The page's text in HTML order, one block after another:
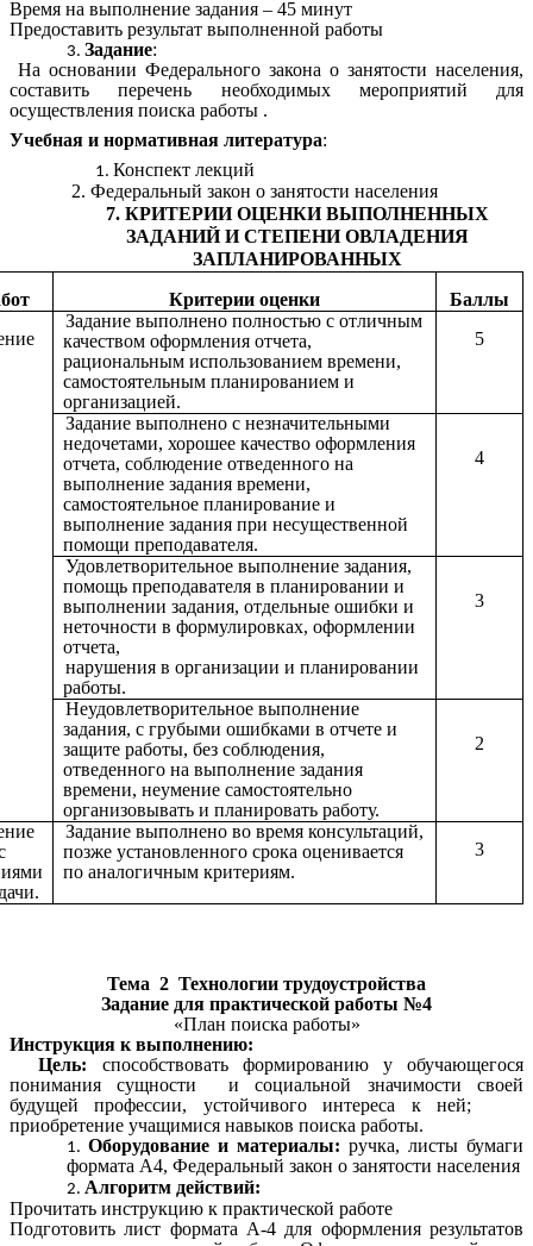
Время на выполнение задания – 45 минут
Предоставить результат выполненной работы
Задание:
На основании Федерального закона о занятости населения,
составить перечень необходимых мероприятий для
осуществления поиска работы .
Учебная и нормативная литература:
Конспект лекций
2. Федеральный закон о занятости населения
7. КРИТЕРИИ ОЦЕНКИ ВЫПОЛНЕННЫХ
ЗАДАНИЙ И СТЕПЕНИ ОВЛАДЕНИЯ
ЗАПЛАНИРОВАННЫХ
Критерии оценки
Баллы
Задание выполнено полностью с отличным
качеством оформления отчета,
рациональным использованием времени,
самостоятельным планированием и
организацией.
5
Задание выполнено с незначительными
недочетами, хорошее качество оформления
отчета, соблюдение отведенного на
выполнение задания времени,
самостоятельное планирование и
выполнение задания при несущественной
помощи преподавателя.
4
Удовлетворительное выполнение задания,
помощь преподавателя в планировании и
выполнении задания, отдельные ошибки и
неточности в формулировках, оформлении
отчета,
нарушения в организации и планировании
работы.
3
Неудовлетворительное выполнение
задания, с грубыми ошибками в отчете и
защите работы, без соблюдения,
отведенного на выполнение задания
времени, неумение самостоятельно
организовывать и планировать работу.
2
Задание выполнено во время консультаций,
позже установленного срока оценивается
по аналогичным критериям.
3
Тема 2 Технологии трудоустройства
Задание для практической работы №4
«План поиска работы»
Инструкция к выполнению:
Цель: способствовать формированию у обучающегося
понимания сущности и социальной значимости своей
будущей профессии, устойчивого интереса к ней;
приобретение учащимися навыков поиска работы.
Оборудование и материалы: ручка, листы бумаги
формата А4, Федеральный закон о занятости населения
Алгоритм действий:
Прочитать инструкцию к практической работе
Подготовить лист формата А-4 для оформления результатов